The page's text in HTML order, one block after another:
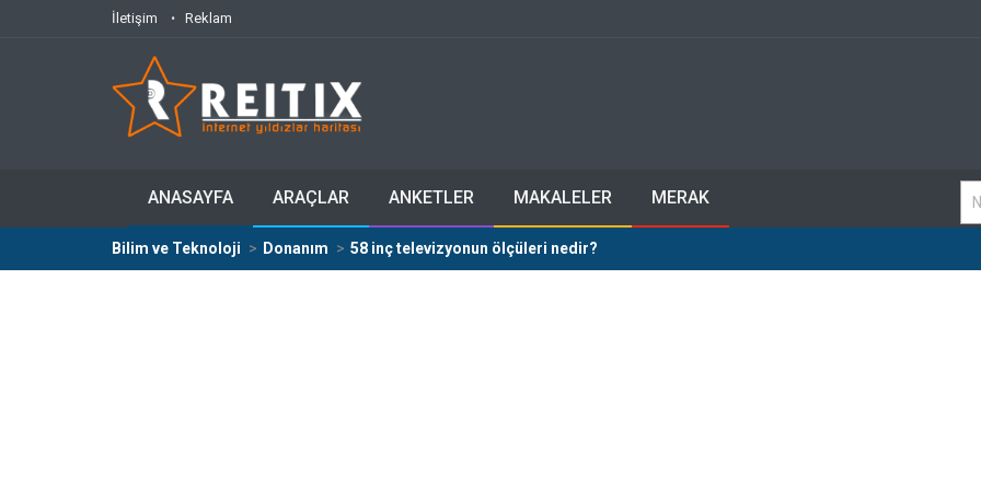
İletişim Reklam
ANASAYFA ARAÇLAR ANKETLER MAKALELER MERAK
Bilim ve Teknoloji Donanım 58 inç televizyonun ölçüleri nedir?